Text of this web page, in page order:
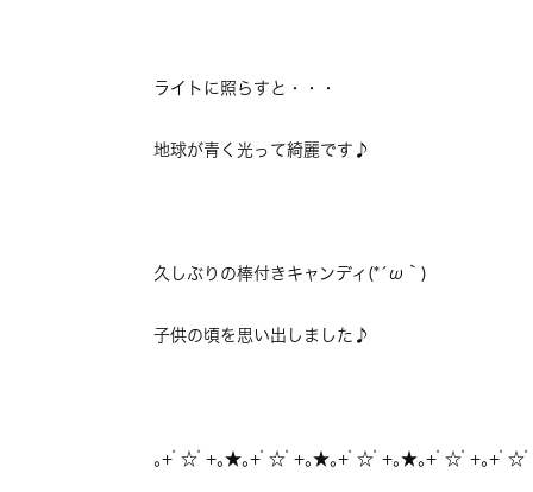
ライトに照らすと・・・
地球が青く光って綺麗です♪
久しぶりの棒付きキャンディ(*´ω｀)
子供の頃を思い出しました♪
｡+ﾟ☆ﾟ+｡★｡+ﾟ☆ﾟ+｡★｡+ﾟ☆ﾟ+｡★｡+ﾟ☆ﾟ+｡+ﾟ☆